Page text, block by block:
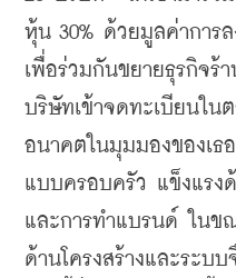
หุ้น 30% ด้วยมูลค่าการ
เพื่อร่วมกันขยายธุรกิจร้
บริษัทเข้าจดทะเบียนใ
อนาคตในมุมมองของเธ
แบบครอบครัว แข็งแรง
และการทำแบรนด์ ในข
ด้านโครงสร้างและระบ